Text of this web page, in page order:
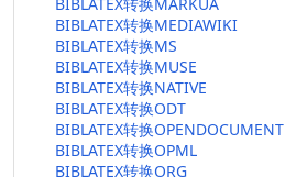
BIBLATEX转换MEDIAWIKI
BIBLATEX转换MS
BIBLATEX转换MUSE
BIBLATEX转换NATIVE
BIBLATEX转换ODT
BIBLATEX转换OPENDOCUMENT
BIBLATEX转换OPML
BIBLATEX转换ORG